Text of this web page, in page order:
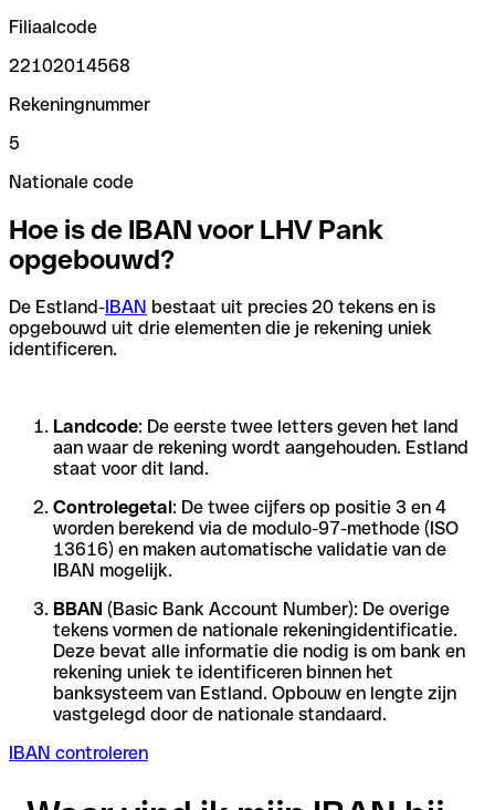
Filiaalcode
22102014568
Rekeningnummer
5
Nationale code
Hoe is de IBAN voor LHV Pank
opgebouwd?
De Estland-IBAN bestaat uit precies 20 tekens en is
opgebouwd uit drie elementen die je rekening uniek
identificeren.
Landcode: De eerste twee letters geven het land
aan waar de rekening wordt aangehouden. Estland
staat voor dit land.
Controlegetal: De twee cijfers op positie 3 en 4
worden berekend via de modulo-97-methode (ISO
13616) en maken automatische validatie van de
IBAN mogelijk.
BBAN (Basic Bank Account Number): De overige
tekens vormen de nationale rekeningidentificatie.
Deze bevat alle informatie die nodig is om bank en
rekening uniek te identificeren binnen het
banksysteem van Estland. Opbouw en lengte zijn
vastgelegd door de nationale standaard.
IBAN controleren